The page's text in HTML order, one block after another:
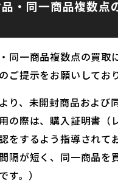
・同一商品複数点
同一商品複数点の買取
ご提示をお願いしており
り、未開封商品および
の際は、購入証明書（
をするよう指導されて
隔が短く、同一商品を
す。）